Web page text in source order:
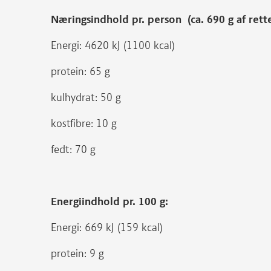
Næringsindhold pr. person (ca. 690 g af
Energi: 4620 kJ (1100 kcal)
protein: 65 g
kulhydrat: 50 g
kostfibre: 10 g
fedt: 70 g
Energiindhold pr. 100 g:
Energi: 669 kJ (159 kcal)
protein: 9 g